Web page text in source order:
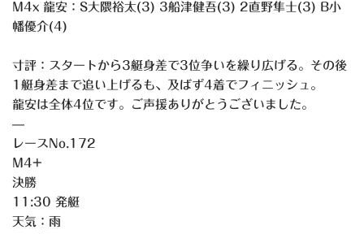
M4x 龍安：S大隈裕太(3) 3船津健吾(3) 2直野隼士(3) B小
幡優介(4)
寸評：スタートから3艇身差で3位争いを繰り広げる。その後
1艇身差まで追い上げるも、及ばず4着でフィニッシュ。
龍安は全体4位です。ご声援ありがとうございました。
—
レースNo.172
M4+
決勝
11:30 発艇
天気：雨